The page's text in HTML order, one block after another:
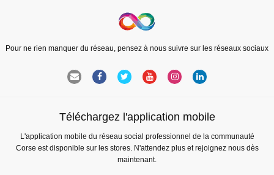
Pour ne rien manquer du réseau, pensez à nous suivre sur les réseaux sociaux
Téléchargez l'application mobile
L'application mobile du réseau social professionnel de la communauté
Corse est disponible sur les stores. N'attendez plus et rejoignez nous dès
maintenant.